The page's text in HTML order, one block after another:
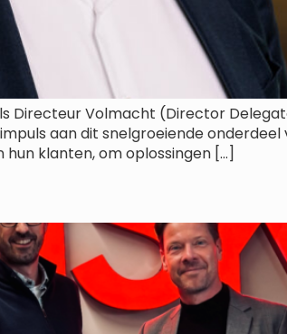
Directeur Volmacht (Director
aan dit snelgroeiende onderdeel
klanten, om oplossingen […]